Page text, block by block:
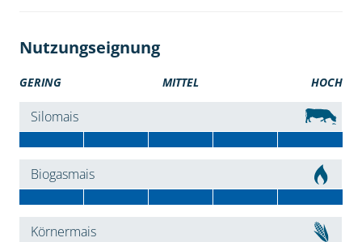
Nutzungseignung
GERING MITTEL HOCH
Silomais
Biogasmais
Körnermais